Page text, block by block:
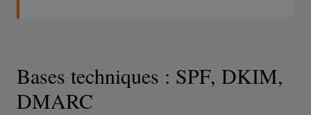
Bases techniques : SPF, DKIM,
DMARC